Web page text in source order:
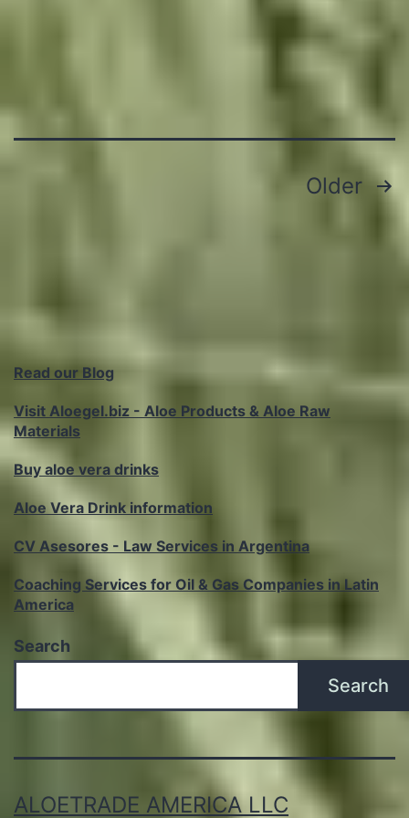
Older
Read our Blog
Visit Aloegel.biz - Aloe Products & Aloe Raw
Materials
Buy aloe vera drinks
Aloe Vera Drink information
CV Asesores - Law Services in Argentina
Coaching Services for Oil & Gas Companies in Latin
America
Search
Search
ALOETRADE AMERICA LLC